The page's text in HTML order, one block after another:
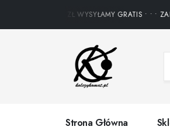
POWYŻEJ 75 ZŁ WYSYŁAMY GRATIS • • •
Strona Główna